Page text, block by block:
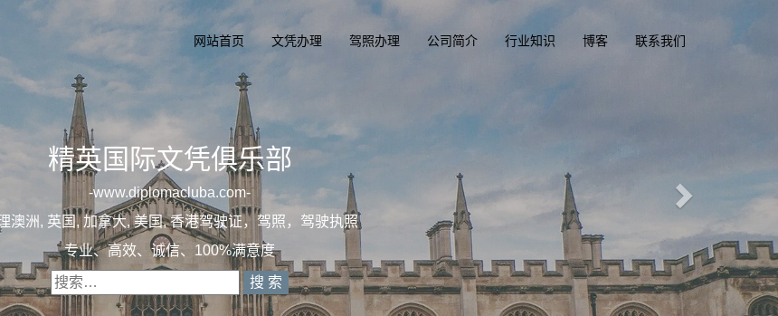
网站首页 文凭办理 驾照办理 公司简介 行业知识 博客 联系我们
精英国际文凭俱乐部
一diplomacluba.com一
办理澳洲, 英国, 加拿大, 美国, 香港驾驶证，驾照，驾驶执照
专业定制澳洲、英国、加拿大、美国驾照